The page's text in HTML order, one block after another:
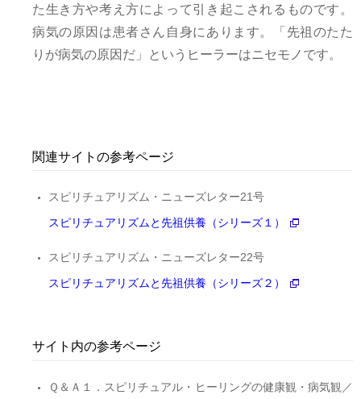
た生き方や考え方によって引き起こされるものです。
病気の原因は患者さん自身にあります。「先祖のたた
りが病気の原因だ」というヒーラーはニセモノです。
関連サイトの参考ページ
スピリチュアリズム・ニューズレター21号
スピリチュアリズムと先祖供養（シリーズ１）
スピリチュアリズム・ニューズレター22号
スピリチュアリズムと先祖供養（シリーズ２）
サイト内の参考ページ
Ｑ＆Ａ１．スピリチュアル・ヒーリングの健康観・病気観／